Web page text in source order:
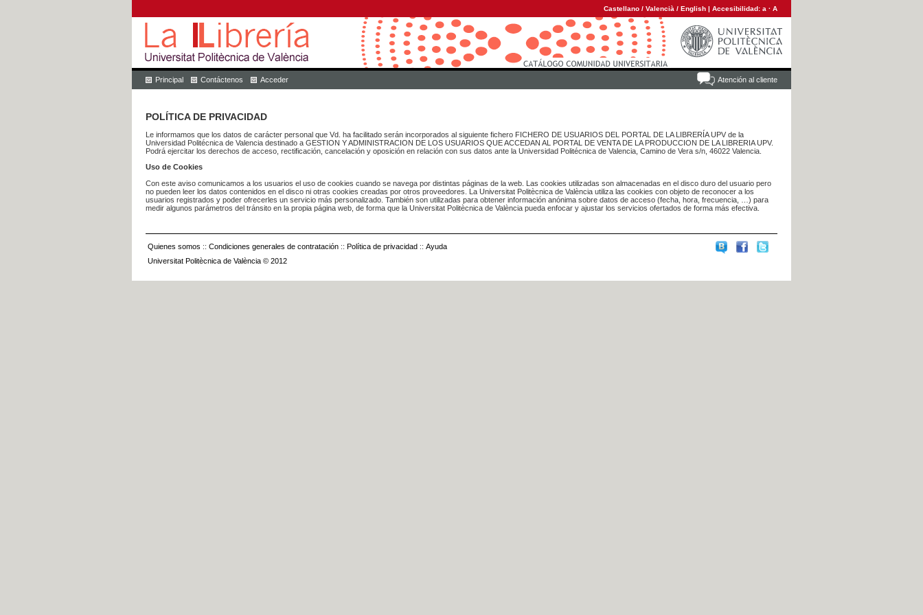
Castellano / Valencià / English | Accesibilidad: a · A
Atención al cliente
Principal Contáctenos Acceder
POLÍTICA DE PRIVACIDAD
Le informamos que los datos de carácter personal que Vd. ha facilitado serán incorporados al siguiente fichero FICHERO DE USUARIOS DEL PORTAL DE LA LIBRERÍA UPV de la
Universidad Politécnica de Valencia destinado a GESTION Y ADMINISTRACION DE LOS USUARIOS QUE ACCEDAN AL PORTAL DE VENTA DE LA PRODUCCION DE LA LIBRERIA UPV.
Podrá ejercitar los derechos de acceso, rectificación, cancelación y oposición en relación con sus datos ante la Universidad Politécnica de Valencia, Camino de Vera s/n, 46022 Valencia.
Uso de Cookies
Con este aviso comunicamos a los usuarios el uso de cookies cuando se navega por distintas páginas de la web. Las cookies utilizadas son almacenadas en el disco duro del usuario pero
no pueden leer los datos contenidos en el disco ni otras cookies creadas por otros proveedores. La Universitat Politècnica de València utiliza las cookies con objeto de reconocer a los
usuarios registrados y poder ofrecerles un servicio más personalizado. También son utilizadas para obtener información anónima sobre datos de acceso (fecha, hora, frecuencia, …) para
medir algunos parámetros del tránsito en la propia página web, de forma que la Universitat Politècnica de València pueda enfocar y ajustar los servicios ofertados de forma más efectiva.
Quienes somos :: Condiciones generales de contratación :: Política de privacidad :: Ayuda
Universitat Politècnica de València © 2012